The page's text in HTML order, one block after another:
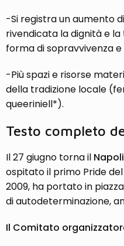
-Si registra un aumento
rivendicata la dignità e
forma di sopravvivenza
-Più spazi e risorse
della tradizione locale
queeriniell*).
Testo completo
Il 27 giugno torna il
ospitato il primo Pride del
2009, ha portato in
di autodeterminazione,
Il Comitato